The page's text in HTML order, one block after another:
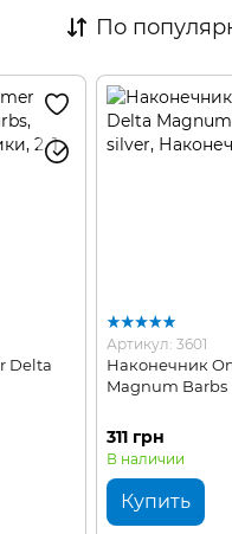
По
Delta
Артикул: 3601
Наконечник
Magnum Barbs
311 грн
В наличии
Купить